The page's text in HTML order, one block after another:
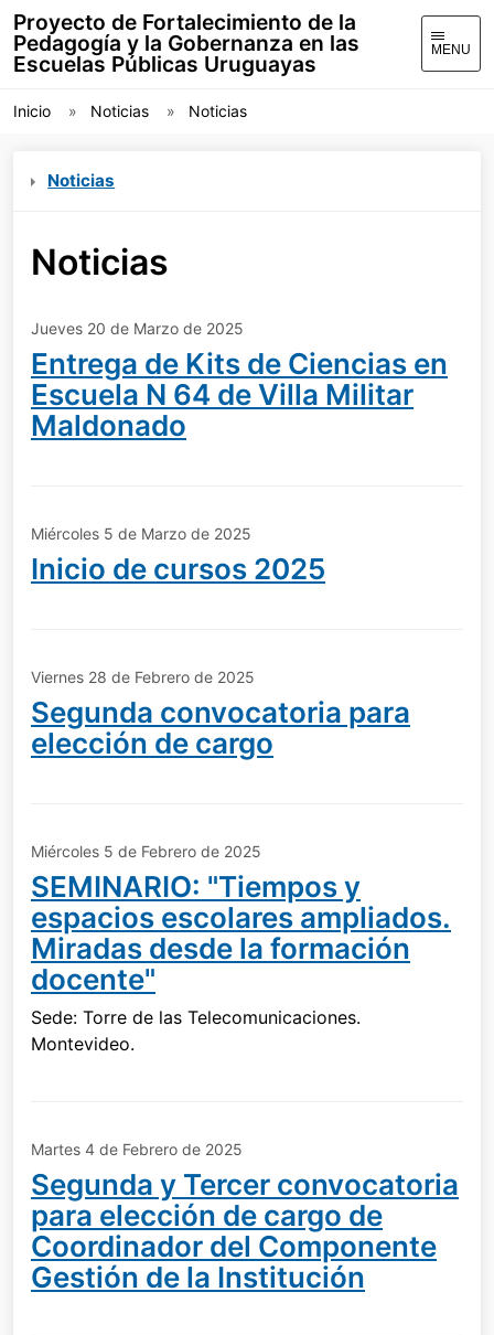
Proyecto de Fortalecimiento de la
Pedagogía y la Gobernanza en las
Escuelas Públicas Uruguayas
MENU
Inicio Noticias Noticias
Noticias
Noticias
Jueves 20 de Marzo de 2025
Entrega de Kits de Ciencias en
Escuela N 64 de Villa Militar
Maldonado
Miércoles 5 de Marzo de 2025
Inicio de cursos 2025
Viernes 28 de Febrero de 2025
Segunda convocatoria para
elección de cargo
Miércoles 5 de Febrero de 2025
SEMINARIO: "Tiempos y
espacios escolares ampliados.
Miradas desde la formación
docente"
Sede: Torre de las Telecomunicaciones.
Montevideo.
Martes 4 de Febrero de 2025
Segunda y Tercer convocatoria
para elección de cargo de
Coordinador del Componente
Gestión de la Institución